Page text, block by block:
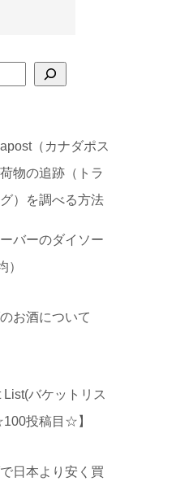
（カナダポス
荷物の追跡（トラ
）を調べる方法
バーのダイソー
）
お酒について
List(バケットリス
投稿目☆】
日本より安く買